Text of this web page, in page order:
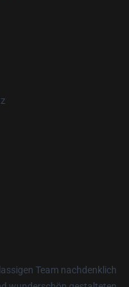
Team nachdenklich